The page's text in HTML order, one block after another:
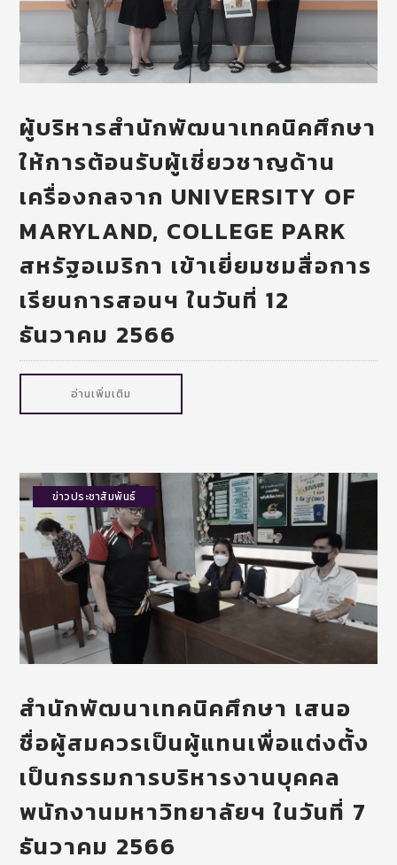
ผู้บริหารสำนักพัฒนาเทคนิคศึกษา
ให้การต้อนรับผู้เชี่ยวชาญด้าน
เครื่องกลจาก UNIVERSITY OF
MARYLAND, COLLEGE PARK
สหรัฐอเมริกา เข้าเยี่ยมชมสื่อการ
เรียนการสอนฯ ในวันที่ 12
ธันวาคม 2566
อ่านเพิ่มเติม
ข่าวประชาสัมพันธ์
สำนักพัฒนาเทคนิคศึกษา เสนอ
ชื่อผู้สมควรเป็นผู้แทนเพื่อแต่งตั้ง
เป็นกรรมการบริหารงานบุคคล
พนักงานมหาวิทยาลัยฯ ในวันที่ 7
ธันวาคม 2566